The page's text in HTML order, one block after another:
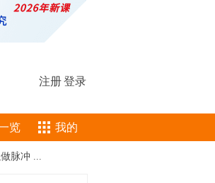
注册登录
览 我的
脉冲 ...